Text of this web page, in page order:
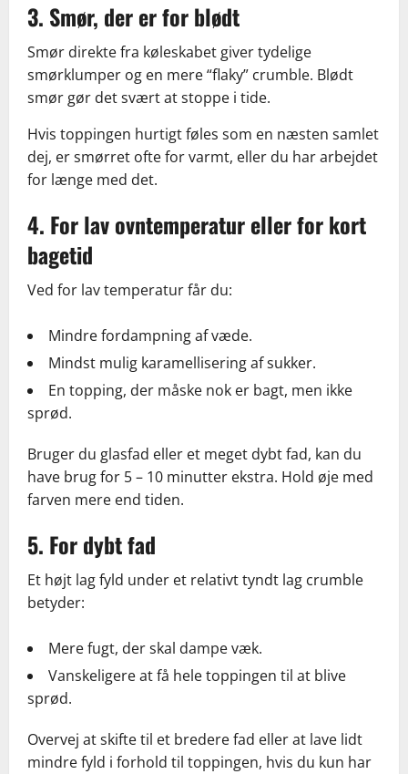
3. Smør, der er for blødt
Smør direkte fra køleskabet giver tydelige
smørklumper og en mere “flaky” crumble. Blødt
smør gør det svært at stoppe i tide.
Hvis toppingen hurtigt føles som en næsten samlet
dej, er smørret ofte for varmt, eller du har arbejdet
for længe med det.
4. For lav ovntemperatur eller for kort
bagetid
Ved for lav temperatur får du:
Mindre fordampning af væde.
Mindst mulig karamellisering af sukker.
En topping, der måske nok er bagt, men ikke
sprød.
Bruger du glasfad eller et meget dybt fad, kan du
have brug for 5 – 10 minutter ekstra. Hold øje med
farven mere end tiden.
5. For dybt fad
Et højt lag fyld under et relativt tyndt lag crumble
betyder:
Mere fugt, der skal dampe væk.
Vanskeligere at få hele toppingen til at blive
sprød.
Overvej at skifte til et bredere fad eller at lave lidt
mindre fyld i forhold til toppingen, hvis du kun har